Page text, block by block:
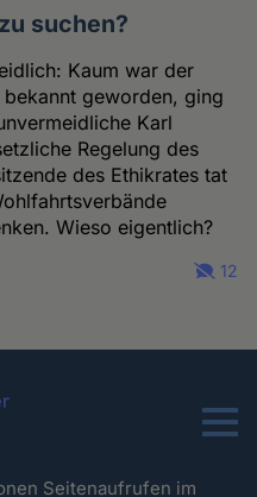
suchen?
Kaum war der
geworden, ging
Karl
Regelung des
des Ethikrates tat
Wieso eigentlich?
12
Menu
Seitenaufrufen im